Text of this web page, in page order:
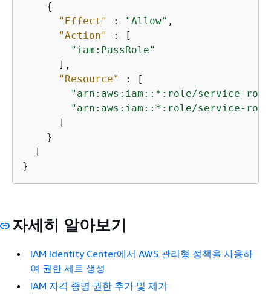
{
"Effect"
: "Allow" ,
"Action"
: [
"iam:PassRole"
      ],
"Resource"
: [
"arn:aws:iam::*:role/service-role/
"arn:aws:iam::*:role/service-role/
      ]
    }
  ]
}
자세히 알아보기
IAM Identity Center에서 AWS 관리형 정책을 사용하
여 권한 세트 생성
IAM 자격 증명 권한 추가 및 제거